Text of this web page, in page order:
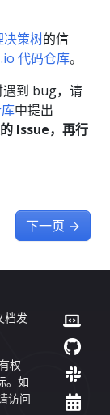
决策树的信
代码仓库。
遇到 bug，请
中提出
Issue，再行
下一页 →
档发
权
。如
访问